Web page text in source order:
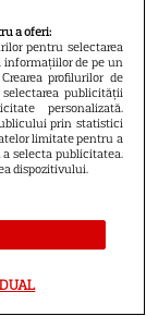
2026:
și
„Outer
de
bani a
a oferi:
pentru selectarea
informațiilor de pe un
profilurilor de
publicității
personalizată.
prin statistici
limitate pentru a
selecta publicitatea.
dispozitivului.